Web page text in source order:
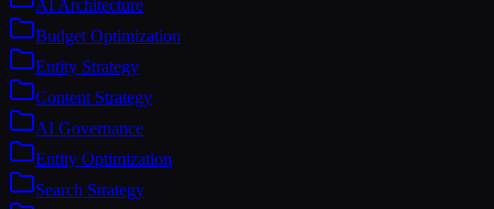
AI Architecture
Budget Optimization
Entity Strategy
Content Strategy
AI Governance
Entity Optimization
Search Strategy